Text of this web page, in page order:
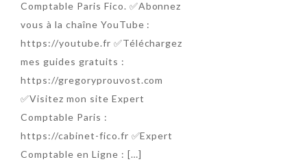
Comptable Paris Fico. ✅Abonnez
vous à la chaîne YouTube :
https://youtube.fr ✅Téléchargez
mes guides gratuits :
https://gregoryprouvost.com
✅Visitez mon site Expert
Comptable Paris :
https://cabinet-fico.fr ✅Expert
Comptable en Ligne : […]